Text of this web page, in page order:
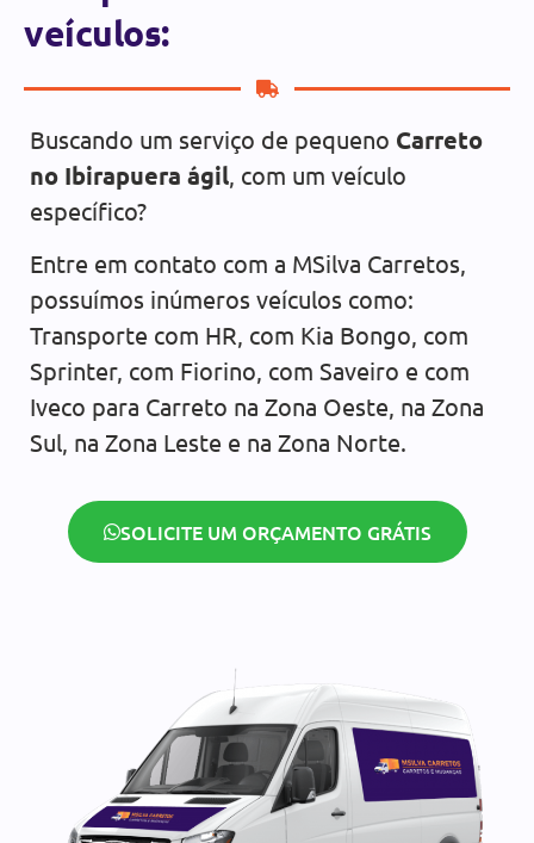
veículos:
Buscando um serviço de pequeno Carreto
no Ibirapuera ágil , com um veículo
específico?
Entre em contato com a MSilva Carretos,
possuímos inúmeros veículos como:
Transporte com HR, com Kia Bongo, com
Sprinter, com Fiorino, com Saveiro e com
Iveco para Carreto na Zona Oeste, na Zona
Sul, na Zona Leste e na Zona Norte.
SOLICITE UM ORÇAMENTO GRÁTIS